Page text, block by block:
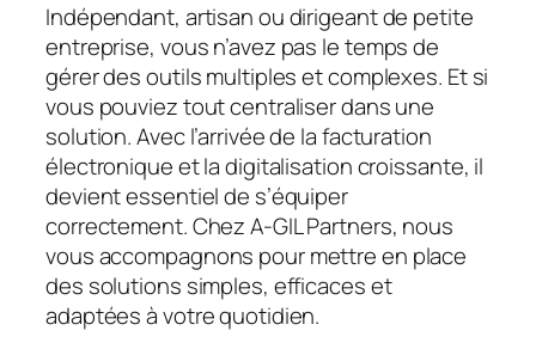
Indépendant, artisan ou dirigeant de petite
entreprise, vous n’avez pas le temps de
gérer des outils multiples et complexes. Et si
vous pouviez tout centraliser dans une
solution. Avec l’arrivée de la facturation
électronique et la digitalisation croissante, il
devient essentiel de s’équiper
correctement. Chez A-GIL Partners, nous
vous accompagnons pour mettre en place
des solutions simples, efficaces et
adaptées à votre quotidien.